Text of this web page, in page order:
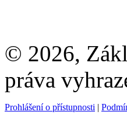
© 2026,
práva
Prohlášení o přístupnosti |